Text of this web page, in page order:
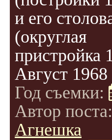
и его
(округлая
пристройка
Август 1968
Год съемки:
Автор
Агнешка